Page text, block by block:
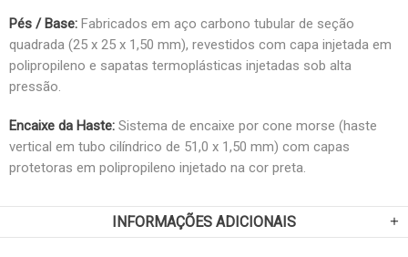
Pés / Base: Fabricados em aço carbono tubular de seção
quadrada (25 x 25 x 1,50 mm), revestidos com capa injetada em
polipropileno e sapatas termoplásticas injetadas sob alta
pressão.
Encaixe da Haste: Sistema de encaixe por cone morse (haste
vertical em tubo cilíndrico de 51,0 x 1,50 mm) com capas
protetoras em polipropileno injetado na cor preta.
INFORMAÇÕES ADICIONAIS